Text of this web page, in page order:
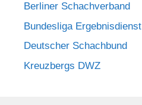
Berliner Schachverband
Bundesliga Ergebnisdienst
Deutscher Schachbund
Kreuzbergs DWZ